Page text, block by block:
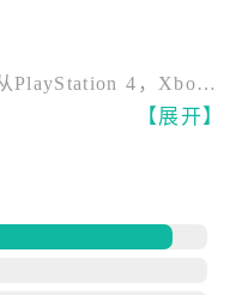
PlayStation 4，Xbox
的游戏相同。相同的
跳进来，与世界各地
！
【展开】